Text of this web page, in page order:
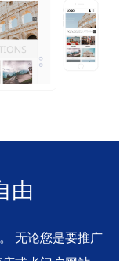
由
无论您是要推广